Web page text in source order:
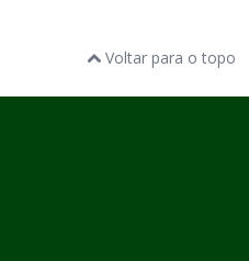
Voltar para o topo